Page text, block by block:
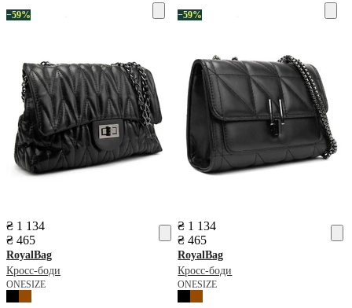
−59%
₴ 1 134
₴ 465
RoyalBag
Кросс-боди
ONESIZE
−59%
₴ 1 134
₴ 465
RoyalBag
Кросс-боди
ONESIZE